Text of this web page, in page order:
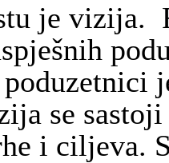
je vizija.
se sastoji
i ciljeva.